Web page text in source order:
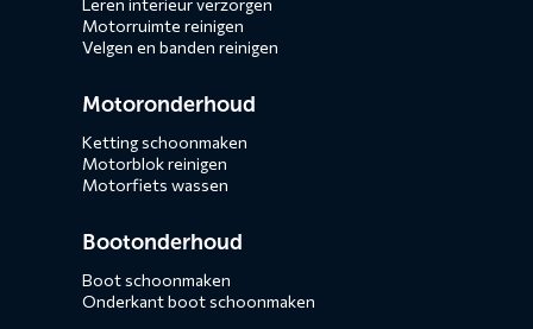
Leren interieur verzorgen
Motorruimte reinigen
Velgen en banden reinigen
Motoronderhoud
Ketting schoonmaken
Motorblok reinigen
Motorfiets wassen
Bootonderhoud
Boot schoonmaken
Onderkant boot schoonmaken